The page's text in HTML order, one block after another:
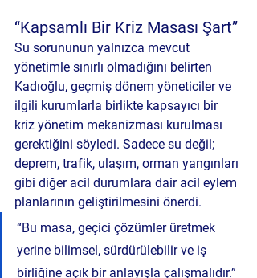
“Kapsamlı Bir Kriz Masası Şart”
Su sorununun yalnızca mevcut
yönetimle sınırlı olmadığını belirten
Kadıoğlu, geçmiş dönem yöneticiler ve
ilgili kurumlarla birlikte kapsayıcı bir
kriz yönetim mekanizması kurulması
gerektiğini söyledi. Sadece su değil;
deprem, trafik, ulaşım, orman yangınları
gibi diğer acil durumlara dair acil eylem
planlarının geliştirilmesini önerdi.
“Bu masa, geçici çözümler üretmek
yerine bilimsel, sürdürülebilir ve iş
birliğine açık bir anlayışla çalışmalıdır.”